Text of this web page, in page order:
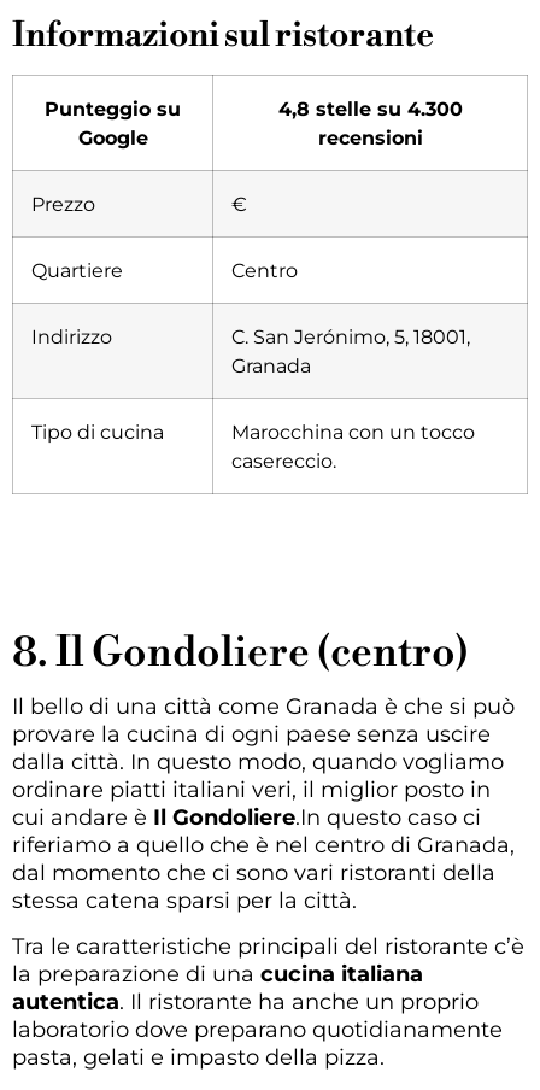
Informazioni sul ristorante
Punteggio su
Google
4,8 stelle su 4.300
recensioni
Prezzo €
Quartiere Centro
Indirizzo
C. San Jerónimo, 5, 18001,
Granada
Tipo di cucina
Marocchina con un tocco
casereccio.
8. Il Gondoliere (centro)
Il bello di una città come Granada è che si può
provare la cucina di ogni paese senza uscire
dalla città. In questo modo, quando vogliamo
ordinare piatti italiani veri, il miglior posto in
cui andare è Il Gondoliere.In questo caso ci
riferiamo a quello che è nel centro di Granada,
dal momento che ci sono vari ristoranti della
stessa catena sparsi per la città.
Tra le caratteristiche principali del ristorante c’è
la preparazione di una cucina italiana
autentica. Il ristorante ha anche un proprio
laboratorio dove preparano quotidianamente
pasta, gelati e impasto della pizza.